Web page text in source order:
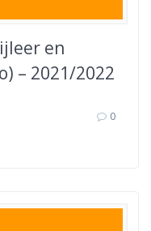
en
– 2021/2022
0